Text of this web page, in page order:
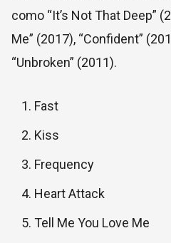
como “It’s Not That Deep”
Me” (2017), “Confident”
“Unbroken” (2011).
Fast
Kiss
Frequency
Heart Attack
Tell Me You Love Me